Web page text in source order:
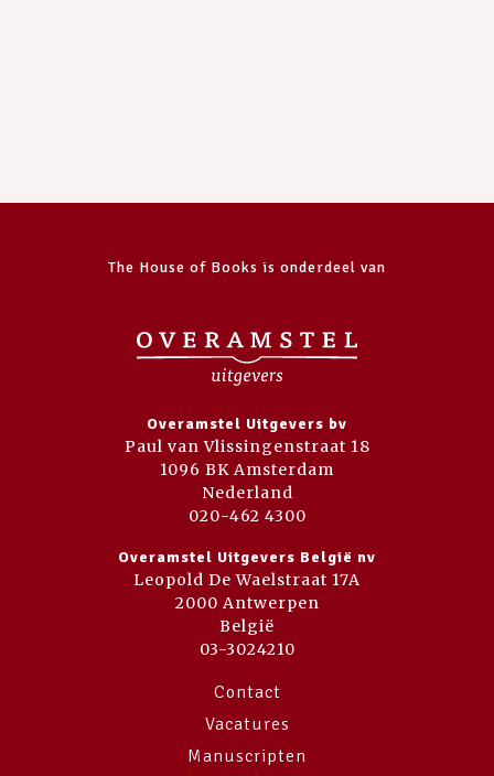
The House of Books is onderdeel van
Overamstel Uitgevers bv
Paul van Vlissingenstraat 18
1096 BK Amsterdam
Nederland
020-462 4300
Overamstel Uitgevers België nv
Leopold De Waelstraat 17A
2000 Antwerpen
België
03-3024210
Contact
Vacatures
Manuscripten